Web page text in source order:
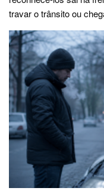
travar o trânsito ou